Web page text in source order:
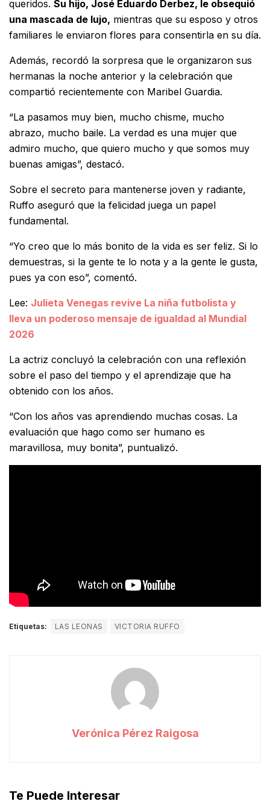
queridos. Su hijo, José Eduardo Derbez, le obsequió
una mascada de lujo, mientras que su esposo y otros
familiares le enviaron flores para consentirla en su día.
Además, recordó la sorpresa que le organizaron sus
hermanas la noche anterior y la celebración que
compartió recientemente con Maribel Guardia.
“La pasamos muy bien, mucho chisme, mucho
abrazo, mucho baile. La verdad es una mujer que
admiro mucho, que quiero mucho y que somos muy
buenas amigas”, destacó.
Sobre el secreto para mantenerse joven y radiante,
Ruffo aseguró que la felicidad juega un papel
fundamental.
“Yo creo que lo más bonito de la vida es ser feliz. Si lo
demuestras, si la gente te lo nota y a la gente le gusta,
pues ya con eso”, comentó.
Lee: Julieta Venegas revive La niña futbolista y
lleva un poderoso mensaje de igualdad al Mundial
2026
La actriz concluyó la celebración con una reflexión
sobre el paso del tiempo y el aprendizaje que ha
obtenido con los años.
“Con los años vas aprendiendo muchas cosas. La
evaluación que hago como ser humano es
maravillosa, muy bonita”, puntualizó.
Etiquetas: LAS LEONAS VICTORIA RUFFO
Verónica Pérez Raigosa
Te Puede Interesar